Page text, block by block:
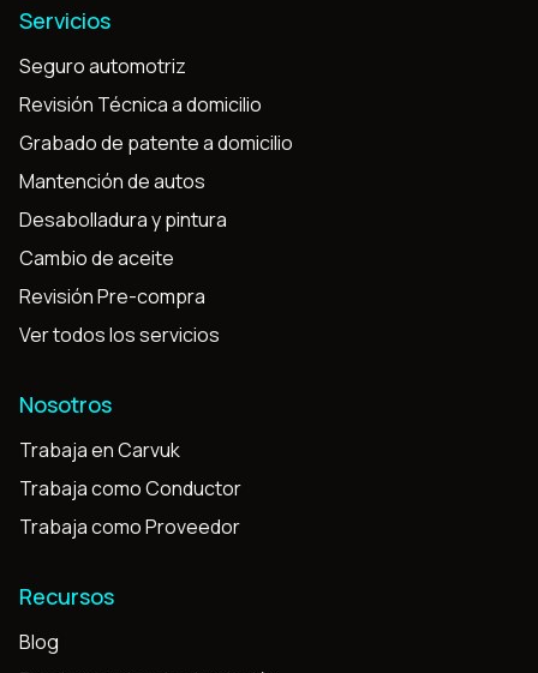
Servicios
Seguro automotriz
Revisión Técnica a domicilio
Grabado de patente a domicilio
Mantención de autos
Desabolladura y pintura
Cambio de aceite
Revisión Pre-compra
Ver todos los servicios
Nosotros
Trabaja en Carvuk
Trabaja como Conductor
Trabaja como Proveedor
Recursos
Blog